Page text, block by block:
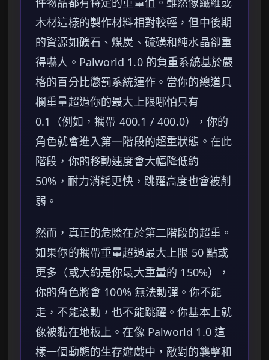
木材這樣的製作材料相對較輕，但中後期
的資源如礦石、煤炭、硫磺和純水晶卻重
得嚇人。Palworld 1.0 的負重系統基於嚴
格的百分比懲罰系統運作。當你的總道具
欄重量超過你的最大上限哪怕只有
0.1（例如，攜帶 400.1 / 400.0），你的
角色就會進入第一階段的超重狀態。在此
階段，你的移動速度會大幅降低約
50%，耐力消耗更快，跳躍高度也會被削
弱。
然而，真正的危險在於第二階段的超重。
如果你的攜帶重量超過最大上限 50 點或
更多（或大約是你最大重量的 150%），
你的角色將會 100% 無法動彈。你不能
走，不能滾動，也不能跳躍。你基本上就
像被黏在地板上。在像 Palworld 1.0 這
樣一個動態的生存遊戲中，敵對的襲擊和